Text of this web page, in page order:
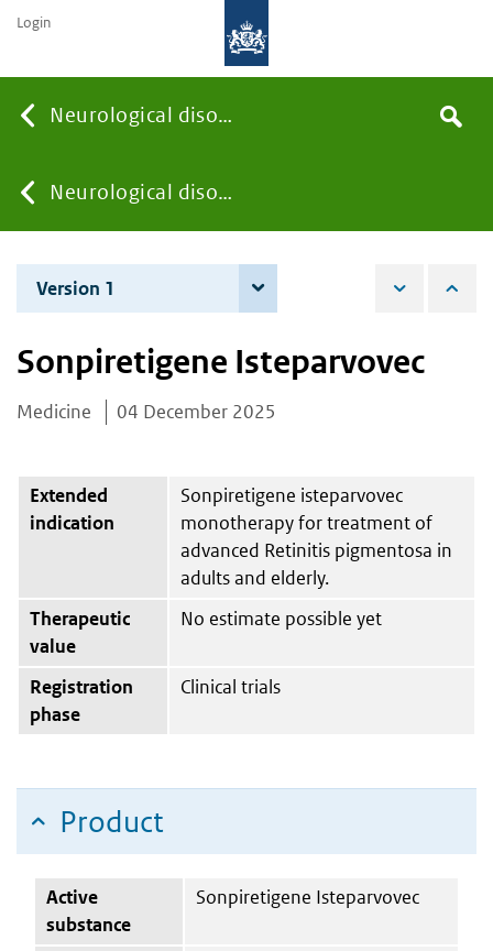
Neurological disorders
You
are
here:
Neurological disorders
the
Search
Login
Version 1
Sonpiretigene Isteparvovec
Medicine 04 December 2025
Extended
indication
Sonpiretigene isteparvovec
monotherapy for treatment of
advanced Retinitis pigmentosa in
adults and elderly.
Therapeutic
value
No estimate possible yet
Registration
phase
Clinical trials
Product
Active
substance
Sonpiretigene Isteparvovec